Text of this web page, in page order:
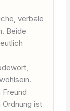
verbale
Beide
ist